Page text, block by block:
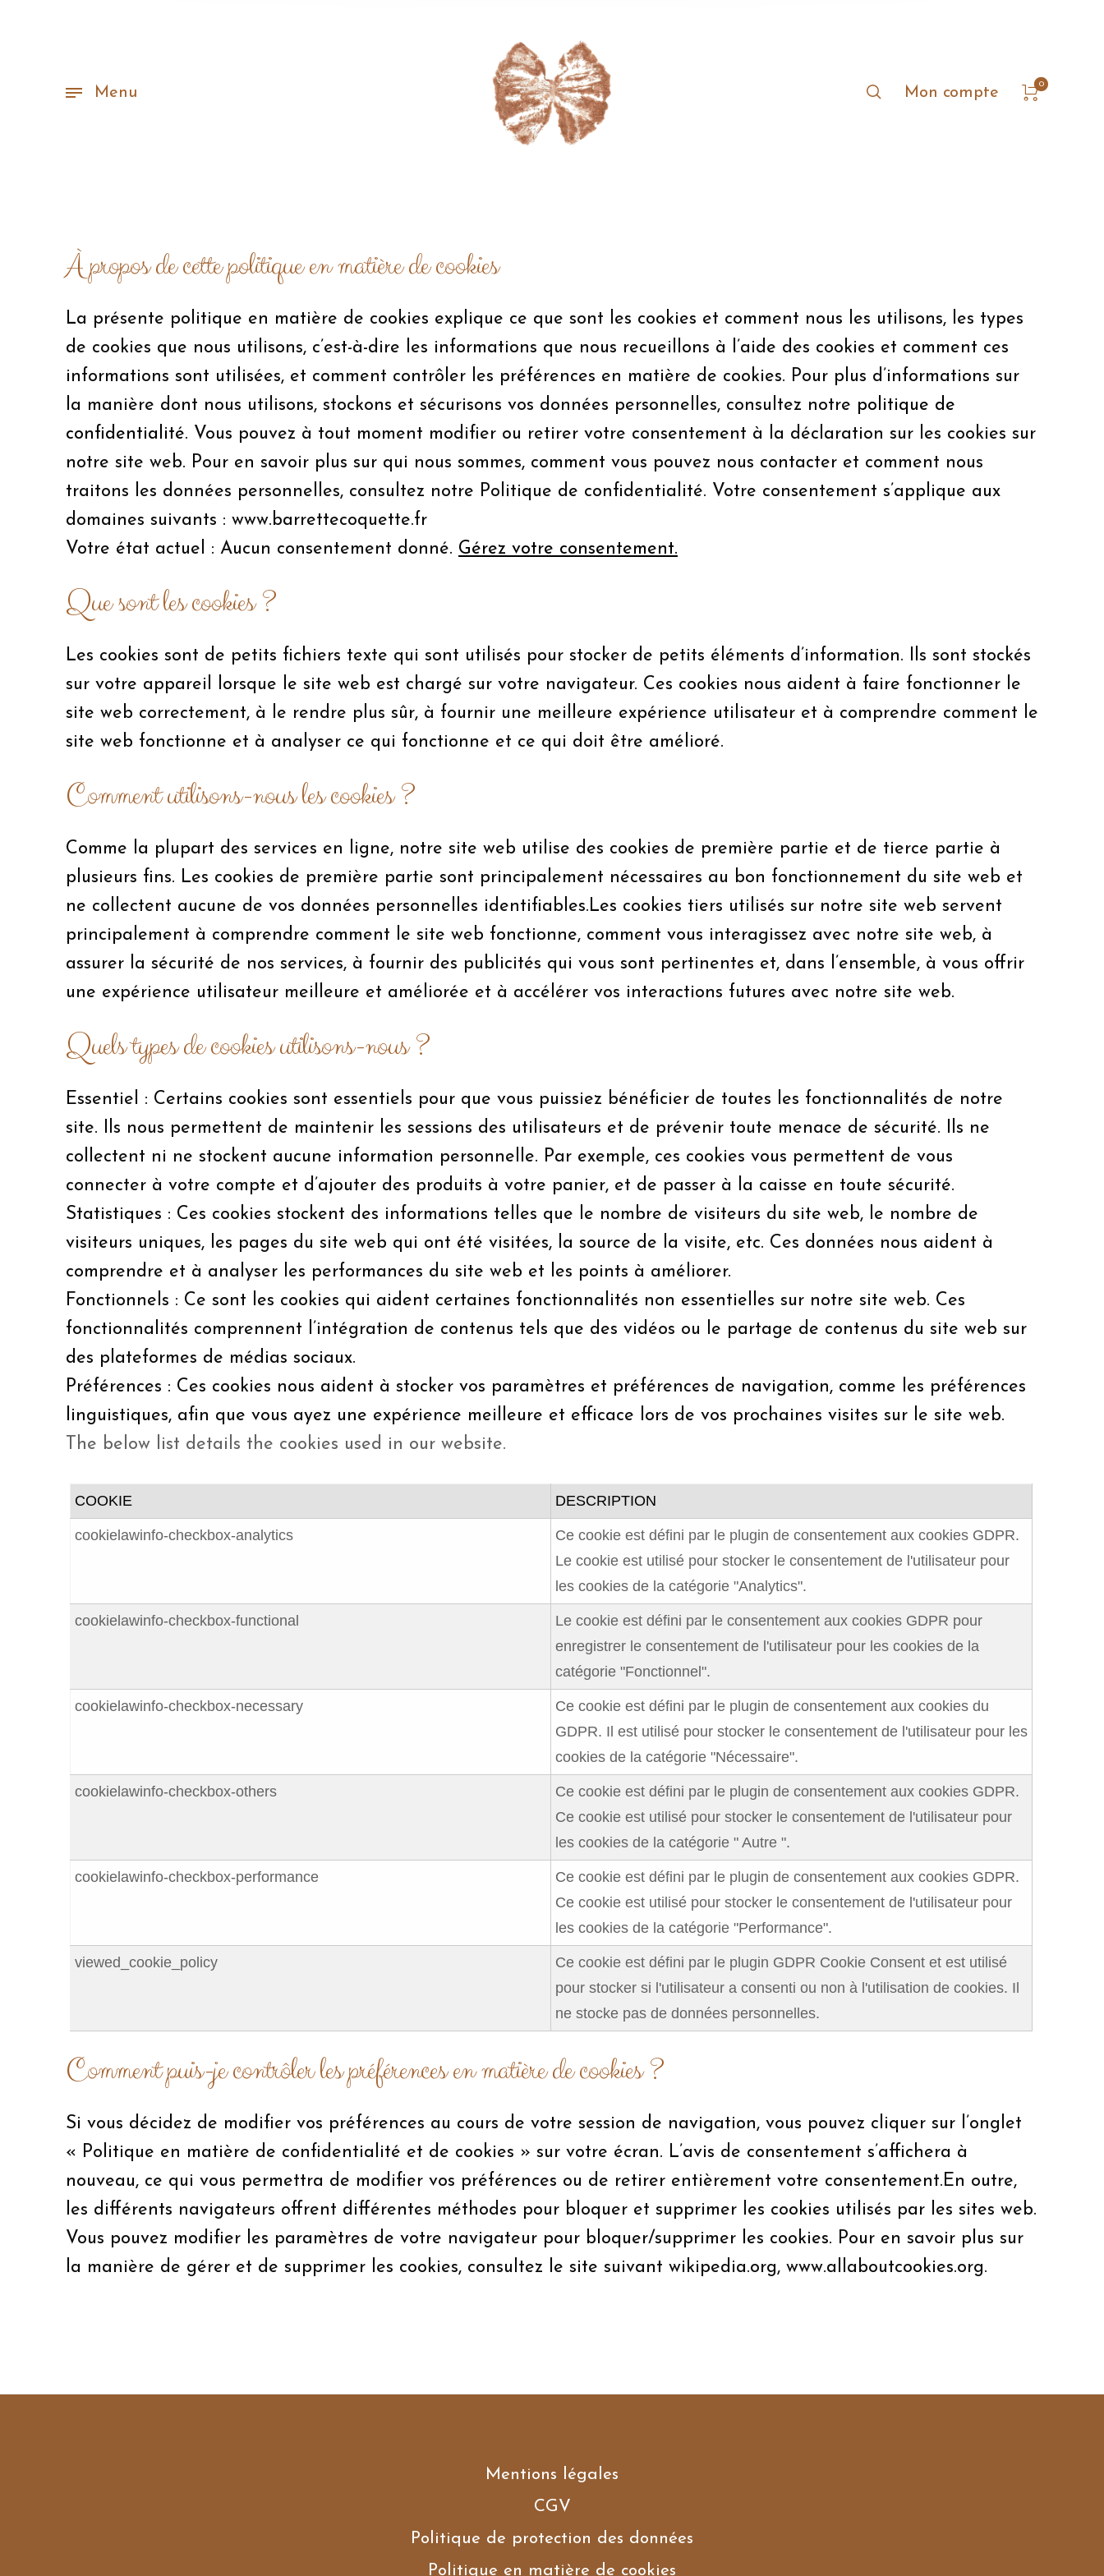
Menu Mon compte
0
À propos de cette politique en matière de cookies
La présente politique en matière de cookies explique ce que sont les cookies et comment nous les utilisons, les types
de cookies que nous utilisons, c’est-à-dire les informations que nous recueillons à l’aide des cookies et comment ces
informations sont utilisées, et comment contrôler les préférences en matière de cookies. Pour plus d’informations sur
la manière dont nous utilisons, stockons et sécurisons vos données personnelles, consultez notre politique de
confidentialité. Vous pouvez à tout moment modifier ou retirer votre consentement à la déclaration sur les cookies sur
notre site web. Pour en savoir plus sur qui nous sommes, comment vous pouvez nous contacter et comment nous
traitons les données personnelles, consultez notre Politique de confidentialité. Votre consentement s’applique aux
domaines suivants : www.barrettecoquette.fr
Votre état actuel : Aucun consentement donné. Gérez votre consentement.
Que sont les cookies ?
Les cookies sont de petits fichiers texte qui sont utilisés pour stocker de petits éléments d’information. Ils sont stockés
sur votre appareil lorsque le site web est chargé sur votre navigateur. Ces cookies nous aident à faire fonctionner le
site web correctement, à le rendre plus sûr, à fournir une meilleure expérience utilisateur et à comprendre comment le
site web fonctionne et à analyser ce qui fonctionne et ce qui doit être amélioré.
Comment utilisons-nous les cookies ?
Comme la plupart des services en ligne, notre site web utilise des cookies de première partie et de tierce partie à
plusieurs fins. Les cookies de première partie sont principalement nécessaires au bon fonctionnement du site web et
ne collectent aucune de vos données personnelles identifiables.Les cookies tiers utilisés sur notre site web servent
principalement à comprendre comment le site web fonctionne, comment vous interagissez avec notre site web, à
assurer la sécurité de nos services, à fournir des publicités qui vous sont pertinentes et, dans l’ensemble, à vous offrir
une expérience utilisateur meilleure et améliorée et à accélérer vos interactions futures avec notre site web.
Quels types de cookies utilisons-nous ?
Essentiel : Certains cookies sont essentiels pour que vous puissiez bénéficier de toutes les fonctionnalités de notre
site. Ils nous permettent de maintenir les sessions des utilisateurs et de prévenir toute menace de sécurité. Ils ne
collectent ni ne stockent aucune information personnelle. Par exemple, ces cookies vous permettent de vous
connecter à votre compte et d’ajouter des produits à votre panier, et de passer à la caisse en toute sécurité.
Statistiques : Ces cookies stockent des informations telles que le nombre de visiteurs du site web, le nombre de
visiteurs uniques, les pages du site web qui ont été visitées, la source de la visite, etc. Ces données nous aident à
comprendre et à analyser les performances du site web et les points à améliorer.
Fonctionnels : Ce sont les cookies qui aident certaines fonctionnalités non essentielles sur notre site web. Ces
fonctionnalités comprennent l’intégration de contenus tels que des vidéos ou le partage de contenus du site web sur
des plateformes de médias sociaux.
Préférences : Ces cookies nous aident à stocker vos paramètres et préférences de navigation, comme les préférences
linguistiques, afin que vous ayez une expérience meilleure et efficace lors de vos prochaines visites sur le site web.
The below list details the cookies used in our website.
COOKIE DESCRIPTION
cookielawinfo-checkbox-analytics
Ce cookie est défini par le plugin de consentement aux cookies GDPR.
Le cookie est utilisé pour stocker le consentement de l'utilisateur pour
les cookies de la catégorie "Analytics".
cookielawinfo-checkbox-functional
Le cookie est défini par le consentement aux cookies GDPR pour
enregistrer le consentement de l'utilisateur pour les cookies de la
catégorie "Fonctionnel".
cookielawinfo-checkbox-necessary
Ce cookie est défini par le plugin de consentement aux cookies du
GDPR. Il est utilisé pour stocker le consentement de l'utilisateur pour les
cookies de la catégorie "Nécessaire".
cookielawinfo-checkbox-others
Ce cookie est défini par le plugin de consentement aux cookies GDPR.
Ce cookie est utilisé pour stocker le consentement de l'utilisateur pour
les cookies de la catégorie " Autre ".
cookielawinfo-checkbox-performance
Ce cookie est défini par le plugin de consentement aux cookies GDPR.
Ce cookie est utilisé pour stocker le consentement de l'utilisateur pour
les cookies de la catégorie "Performance".
viewed_cookie_policy
Ce cookie est défini par le plugin GDPR Cookie Consent et est utilisé
pour stocker si l'utilisateur a consenti ou non à l'utilisation de cookies. Il
ne stocke pas de données personnelles.
Comment puis-je contrôler les préférences en matière de cookies ?
Si vous décidez de modifier vos préférences au cours de votre session de navigation, vous pouvez cliquer sur l’onglet
« Politique en matière de confidentialité et de cookies » sur votre écran. L’avis de consentement s’affichera à
nouveau, ce qui vous permettra de modifier vos préférences ou de retirer entièrement votre consentement.En outre,
les différents navigateurs offrent différentes méthodes pour bloquer et supprimer les cookies utilisés par les sites web.
Vous pouvez modifier les paramètres de votre navigateur pour bloquer/supprimer les cookies. Pour en savoir plus sur
la manière de gérer et de supprimer les cookies, consultez le site suivant wikipedia.org, www.allaboutcookies.org.
Mentions légales
CGV
Politique de protection des données
Politique en matière de cookies